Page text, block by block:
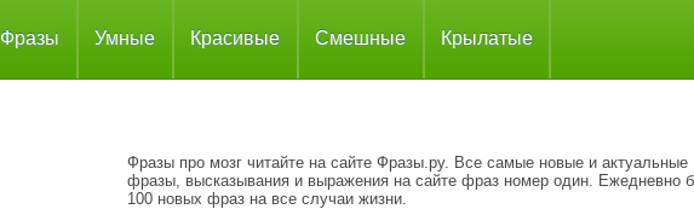
Фразы Умные Красивые Смешные Крылатые
Фразы про мозг читайте на сайте Фразы.ру. Все самые новые и актуальные
фразы, высказывания и выражения на сайте фраз номер один. Ежедневно
100 новых фраз на все случаи жизни.